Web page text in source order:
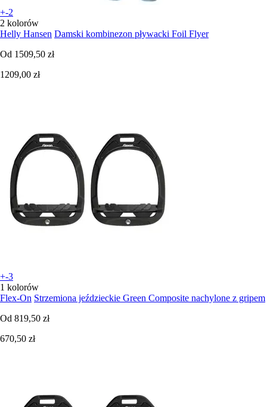
+-2
2 kolorów
Helly Hansen Damski kombinezon pływacki Foil Flyer
Od 1509,50 zł
1209,00 zł
+-3
1 kolorów
Flex-On Strzemiona jeździeckie Green Composite nachylone z gripem
Od 819,50 zł
670,50 zł